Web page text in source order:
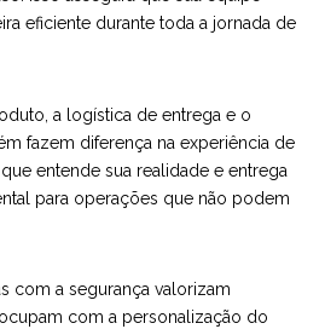
eficiente durante toda a jornada de
a logística de entrega e o
fazem diferença na experiência de
entende sua realidade e entrega
para operações que não podem
com a segurança valorizam
com a personalização do